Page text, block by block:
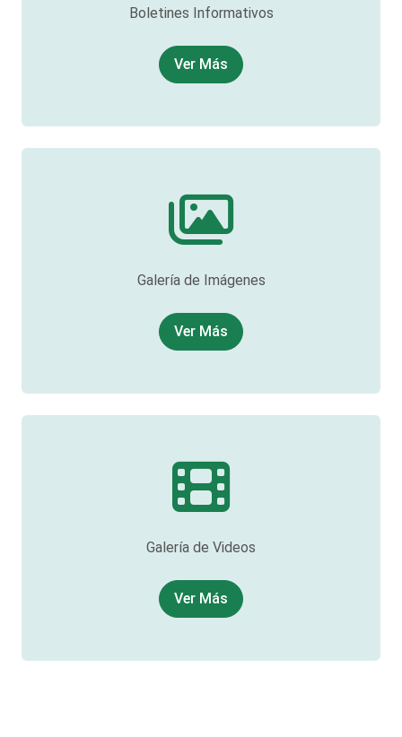
Boletines Informativos
Ver Más
Galería de Imágenes
Ver Más
Galería de Videos
Ver Más